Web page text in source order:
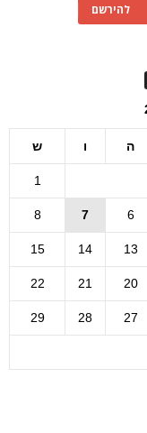
להירשם
ה ו ש
1
6
7
8
13
14
15
20
21
22
27
28
29